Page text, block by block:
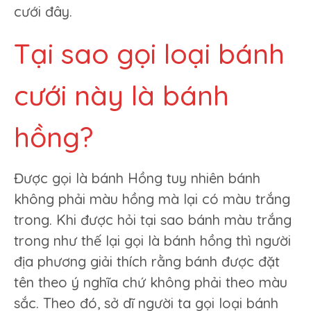
cưới đây.
Tại sao gọi loại bánh
cưới này là bánh
hồng?
Được gọi là bánh Hồng tuy nhiên bánh
không phải màu hồng mà lại có màu trắng
trong. Khi được hỏi tại sao bánh màu trắng
trong như thế lại gọi là bánh hồng thì người
địa phương giải thích rằng bánh được đặt
tên theo ý nghĩa chứ không phải theo màu
sắc. Theo đó, sở dĩ người ta gọi loại bánh